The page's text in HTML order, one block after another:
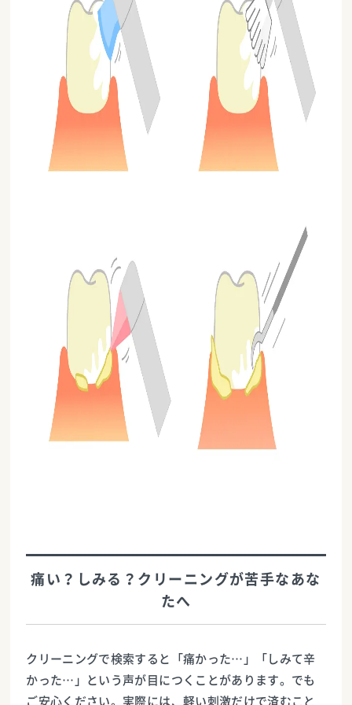
痛い？しみる？クリーニングが苦手なあな
たへ
クリーニングで検索すると「痛かった…」「しみて辛
かった…」という声が目につくことがあります。でも
ご安心ください。実際には、軽い刺激だけで済むこと